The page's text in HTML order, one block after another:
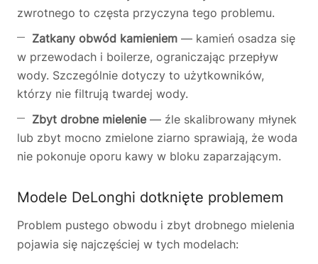
zwrotnego to częsta przyczyna tego problemu.
Zatkany obwód kamieniem — kamień osadza się
w przewodach i boilerze, ograniczając przepływ
wody. Szczególnie dotyczy to użytkowników,
którzy nie filtrują twardej wody.
Zbyt drobne mielenie— źle skalibrowany młynek
lub zbyt mocno zmielone ziarno sprawiają, że woda
nie pokonuje oporu kawy w bloku zaparzającym.
Modele DeLonghi dotknięte problemem
Problem pustego obwodu i zbyt drobnego mielenia
pojawia się najczęściej w tych modelach: